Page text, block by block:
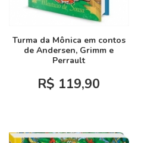
Turma da Mônica em contos
de Andersen, Grimm e
Perrault
R$ 119,90